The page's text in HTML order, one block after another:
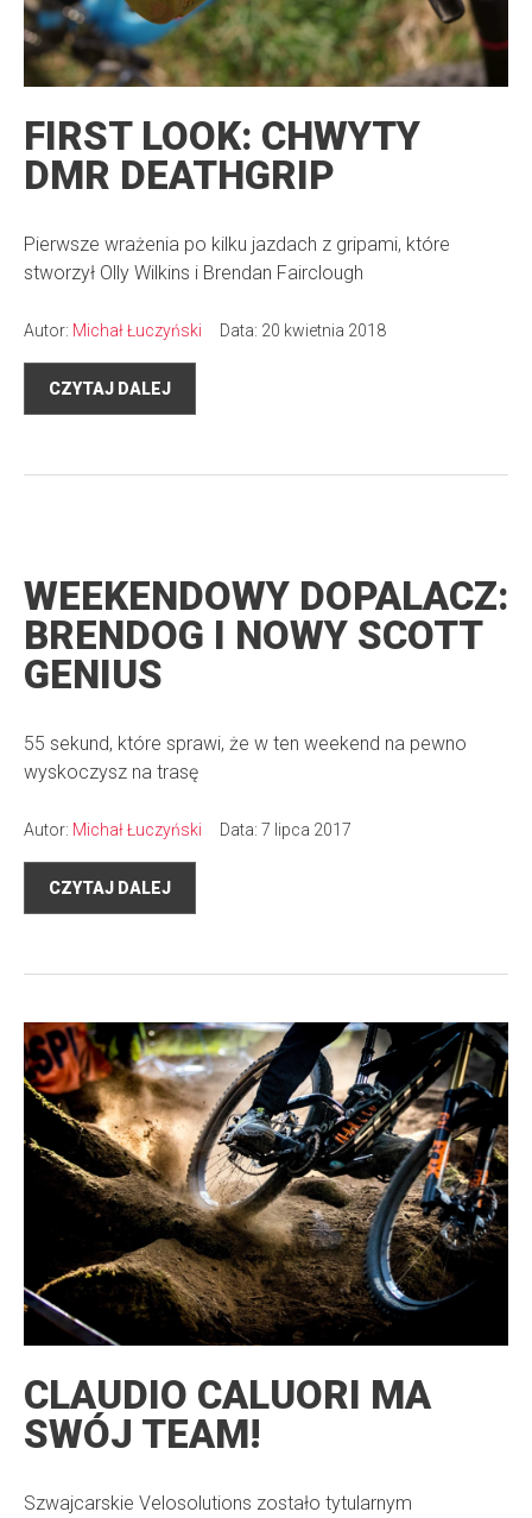
FIRST LOOK: CHWYTY
DMR DEATHGRIP
Pierwsze wrażenia po kilku jazdach z gripami, które
stworzył Olly Wilkins i Brendan Fairclough
Autor: Michał Łuczyński Data: 20 kwietnia 2018
CZYTAJ DALEJ
WEEKENDOWY DOPALACZ:
BRENDOG I NOWY SCOTT
GENIUS
55 sekund, które sprawi, że w ten weekend na pewno
wyskoczysz na trasę
Autor: Michał Łuczyński Data: 7 lipca 2017
CZYTAJ DALEJ
CLAUDIO CALUORI MA
SWÓJ TEAM!
Szwajcarskie Velosolutions zostało tytularnym